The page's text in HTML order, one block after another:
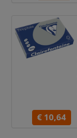
€ 10,64